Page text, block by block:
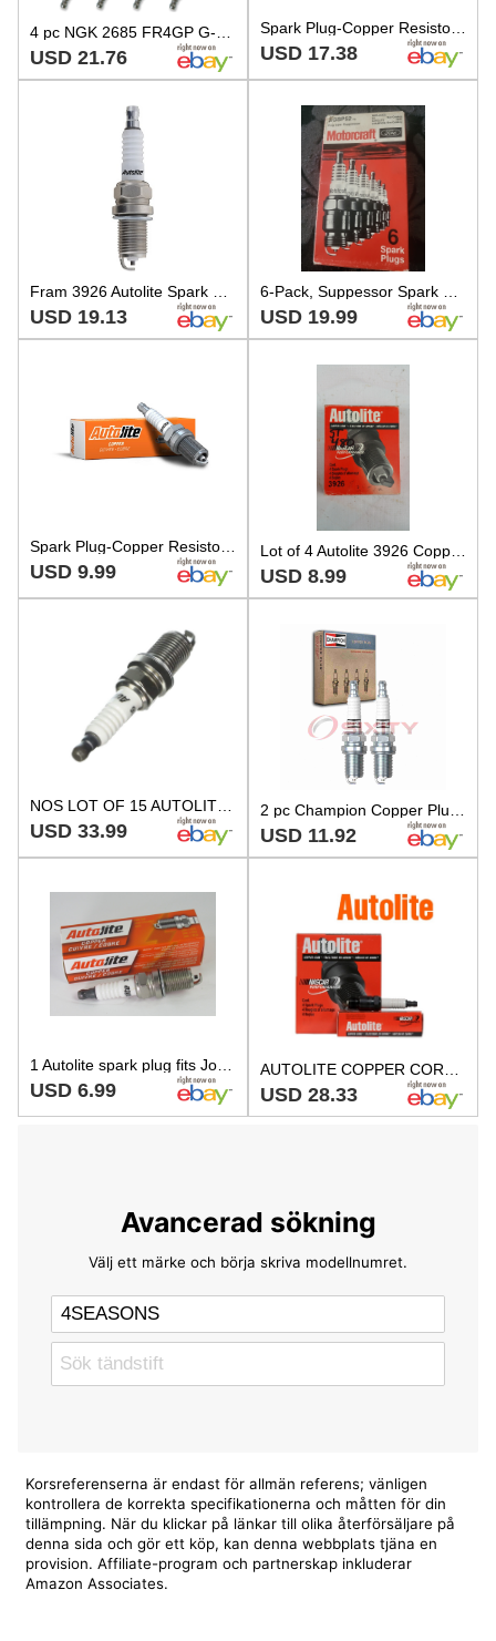
USD 21.76 USD 17.38
USD 19.13 USD 19.99
Spark Plug-Copper Resistor Autolite 3926
USD 9.99 USD 8.99
NOS LOT OF 15 AUTOLITE COPPER CORE SPARK PLUGS, 3926
USD 33.99 USD 11.92
1 Autolite spark plug fits John Deere D155 D150 D130 D125 D120 Champion XC92YC
USD 6.99 USD 28.33
Avancerad sökning
Välj ett märke och börja skriva modellnumret.
Korsreferenserna är endast för allmän referens; vänligen
kontrollera de korrekta specifikationerna och måtten för din
tillämpning. När du klickar på länkar till olika återförsäljare på
denna sida och gör ett köp, kan denna webbplats tjäna en
provision. Affiliate-program och partnerskap inkluderar
Amazon Associates.